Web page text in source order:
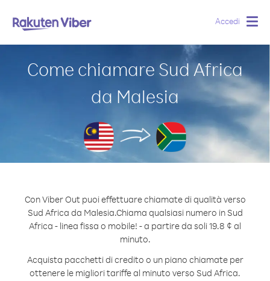
Accedi
Come chiamare Sud Africa
da Malesia
Con Viber Out puoi effettuare chiamate di qualità verso
Sud Africa da Malesia.Chiama qualsiasi numero in Sud
Africa - linea fissa o mobile! - a partire da soli 19.8 ¢ al
minuto.
Acquista pacchetti di credito o un piano chiamate per
ottenere le migliori tariffe al minuto verso Sud Africa.